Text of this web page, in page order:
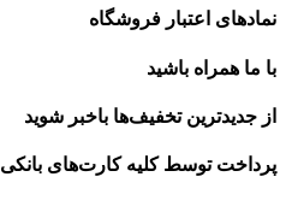
نمادهای اعتبار فروشگاه
با ما همراه باشید
از جدیدترین تخفیف‌ها باخبر شوید
پرداخت توسط کلیه کارت‌های بانکی